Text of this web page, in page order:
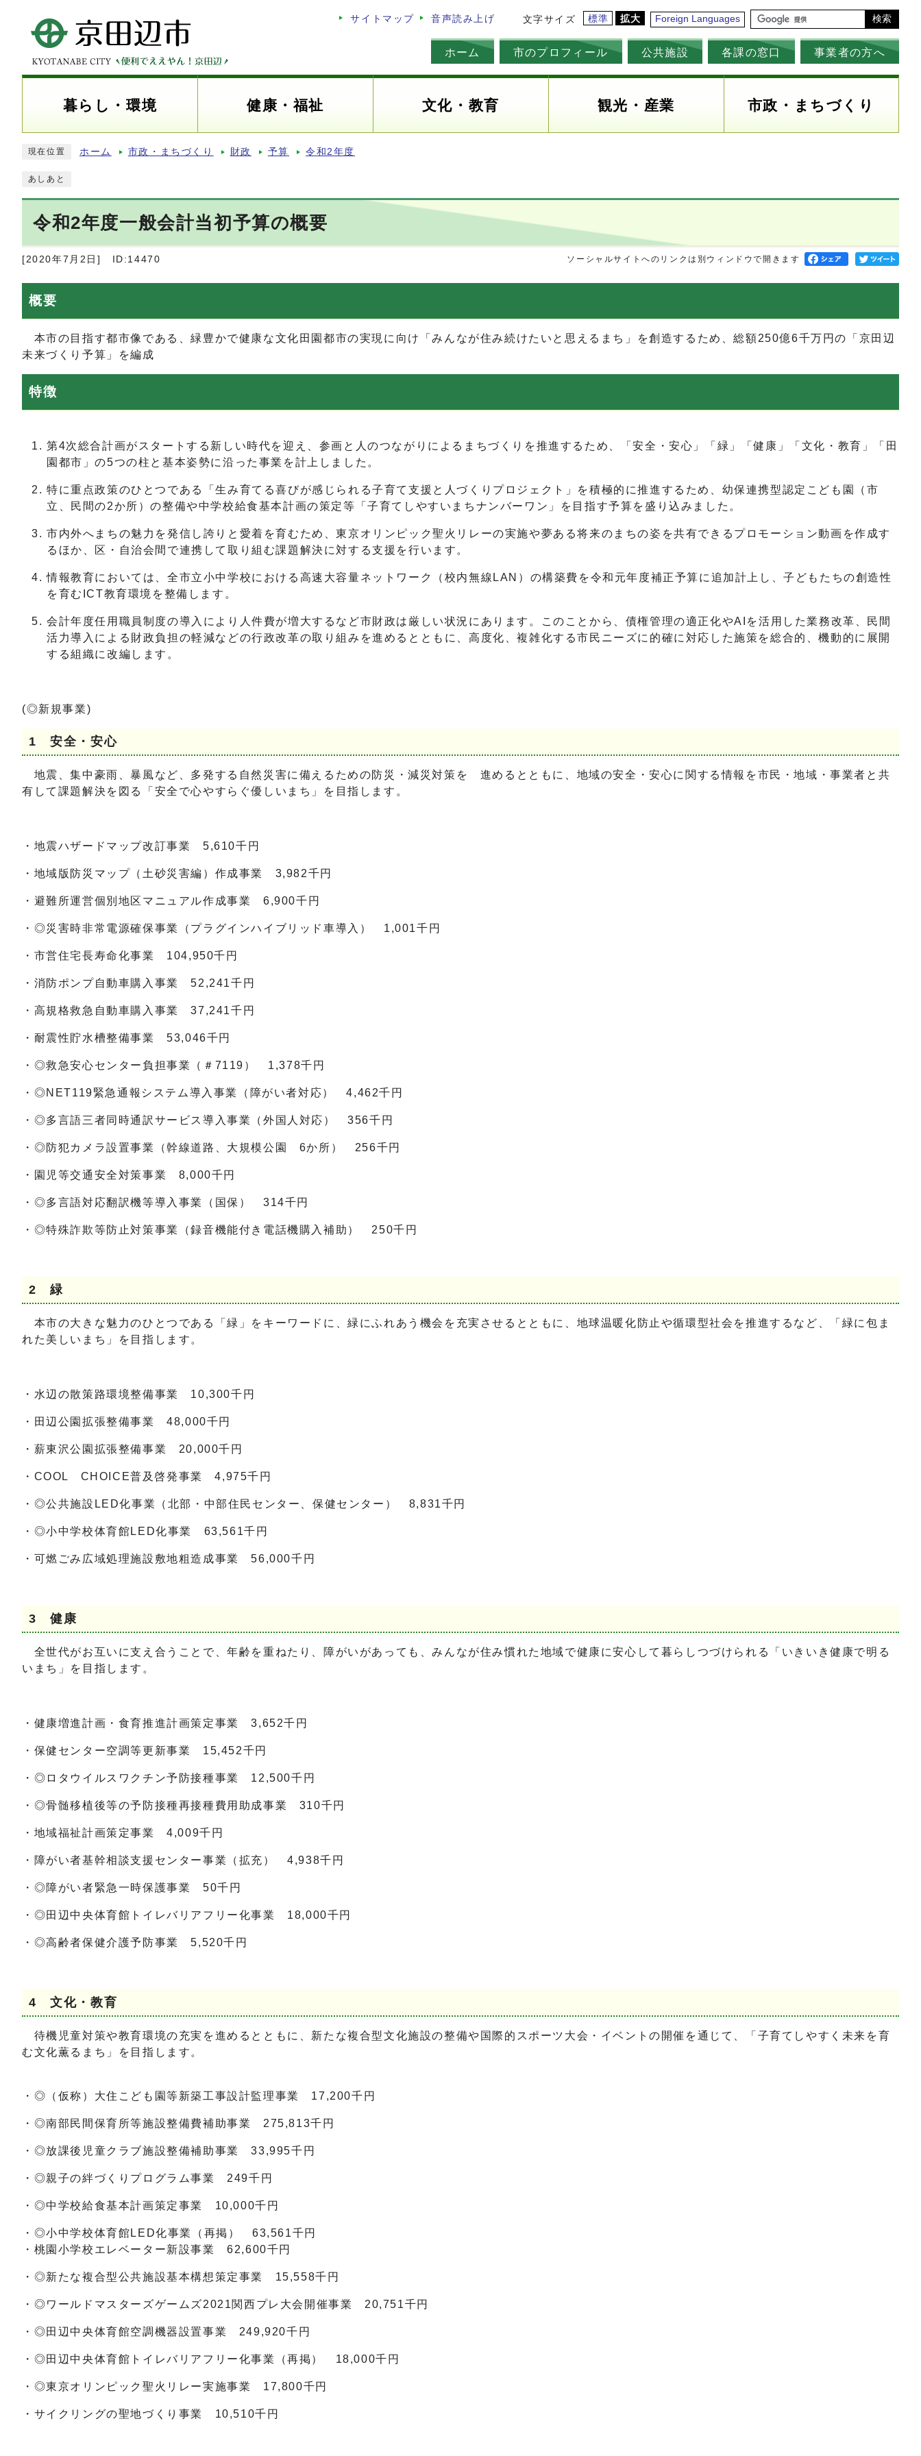
サイトマップ 音声読み上げ 文字サイズ 標準 拡大 Foreign Languages 検索
ホーム 市のプロフィール 公共施設 各課の窓口 事業者の方へ
暮らし・環境 健康・福祉 文化・教育 観光・産業 市政・まちづくり
現在位置 ホーム 市政・まちづくり 財政 予算 令和2年度
あしあと
令和2年度一般会計当初予算の概要
[2020年7月2日] ID:14470 ソーシャルサイトへのリンクは別ウィンドウで開きます
概要
本市の目指す都市像である、緑豊かで健康な文化田園都市の実現に向け「みんなが住み続けたいと思えるまち」を創造するため、総額250億6千万円の「京田辺
未来づくり予算」を編成
特徴
第4次総合計画がスタートする新しい時代を迎え、参画と人のつながりによるまちづくりを推進するため、「安全・安心」「緑」「健康」「文化・教育」「田
園都市」の5つの柱と基本姿勢に沿った事業を計上しました。
特に重点政策のひとつである「生み育てる喜びが感じられる子育て支援と人づくりプロジェクト」を積極的に推進するため、幼保連携型認定こども園（市
立、民間の2か所）の整備や中学校給食基本計画の策定等「子育てしやすいまちナンバーワン」を目指す予算を盛り込みました。
市内外へまちの魅力を発信し誇りと愛着を育むため、東京オリンピック聖火リレーの実施や夢ある将来のまちの姿を共有できるプロモーション動画を作成す
るほか、区・自治会間で連携して取り組む課題解決に対する支援を行います。
情報教育においては、全市立小中学校における高速大容量ネットワーク（校内無線LAN）の構築費を令和元年度補正予算に追加計上し、子どもたちの創造性
を育むICT教育環境を整備します。
会計年度任用職員制度の導入により人件費が増大するなど市財政は厳しい状況にあります。このことから、債権管理の適正化やAIを活用した業務改革、民間
活力導入による財政負担の軽減などの行政改革の取り組みを進めるとともに、高度化、複雑化する市民ニーズに的確に対応した施策を総合的、機動的に展開
する組織に改編します。
(◎新規事業)
1 安全・安心
地震、集中豪雨、暴風など、多発する自然災害に備えるための防災・減災対策を 進めるとともに、地域の安全・安心に関する情報を市民・地域・事業者と共
有して課題解決を図る「安全で心やすらぐ優しいまち」を目指します。
・地震ハザードマップ改訂事業 5,610千円
・地域版防災マップ（土砂災害編）作成事業 3,982千円
・避難所運営個別地区マニュアル作成事業 6,900千円
・◎災害時非常電源確保事業（プラグインハイブリッド車導入） 1,001千円
・市営住宅長寿命化事業 104,950千円
・消防ポンプ自動車購入事業 52,241千円
・高規格救急自動車購入事業 37,241千円
・耐震性貯水槽整備事業 53,046千円
・◎救急安心センター負担事業（＃7119） 1,378千円
・◎NET119緊急通報システム導入事業（障がい者対応） 4,462千円
・◎多言語三者同時通訳サービス導入事業（外国人対応） 356千円
・◎防犯カメラ設置事業（幹線道路、大規模公園 6か所） 256千円
・園児等交通安全対策事業 8,000千円
・◎多言語対応翻訳機等導入事業（国保） 314千円
・◎特殊詐欺等防止対策事業（録音機能付き電話機購入補助） 250千円
2 緑
本市の大きな魅力のひとつである「緑」をキーワードに、緑にふれあう機会を充実させるとともに、地球温暖化防止や循環型社会を推進するなど、「緑に包ま
れた美しいまち」を目指します。
・水辺の散策路環境整備事業 10,300千円
・田辺公園拡張整備事業 48,000千円
・薪東沢公園拡張整備事業 20,000千円
・COOL CHOICE普及啓発事業 4,975千円
・◎公共施設LED化事業（北部・中部住民センター、保健センター） 8,831千円
・◎小中学校体育館LED化事業 63,561千円
・可燃ごみ広域処理施設敷地粗造成事業 56,000千円
3 健康
全世代がお互いに支え合うことで、年齢を重ねたり、障がいがあっても、みんなが住み慣れた地域で健康に安心して暮らしつづけられる「いきいき健康で明る
いまち」を目指します。
・健康増進計画・食育推進計画策定事業 3,652千円
・保健センター空調等更新事業 15,452千円
・◎ロタウイルスワクチン予防接種事業 12,500千円
・◎骨髄移植後等の予防接種再接種費用助成事業 310千円
・地域福祉計画策定事業 4,009千円
・障がい者基幹相談支援センター事業（拡充） 4,938千円
・◎障がい者緊急一時保護事業 50千円
・◎田辺中央体育館トイレバリアフリー化事業 18,000千円
・◎高齢者保健介護予防事業 5,520千円
4 文化・教育
待機児童対策や教育環境の充実を進めるとともに、新たな複合型文化施設の整備や国際的スポーツ大会・イベントの開催を通じて、「子育てしやすく未来を育
む文化薫るまち」を目指します。
・◎（仮称）大住こども園等新築工事設計監理事業 17,200千円
・◎南部民間保育所等施設整備費補助事業 275,813千円
・◎放課後児童クラブ施設整備補助事業 33,995千円
・◎親子の絆づくりプログラム事業 249千円
・◎中学校給食基本計画策定事業 10,000千円
・◎小中学校体育館LED化事業（再掲） 63,561千円
・桃園小学校エレベーター新設事業 62,600千円
・◎新たな複合型公共施設基本構想策定事業 15,558千円
・◎ワールドマスターズゲームズ2021関西プレ大会開催事業 20,751千円
・◎田辺中央体育館空調機器設置事業 249,920千円
・◎田辺中央体育館トイレバリアフリー化事業（再掲） 18,000千円
・◎東京オリンピック聖火リレー実施事業 17,800千円
・サイクリングの聖地づくり事業 10,510千円